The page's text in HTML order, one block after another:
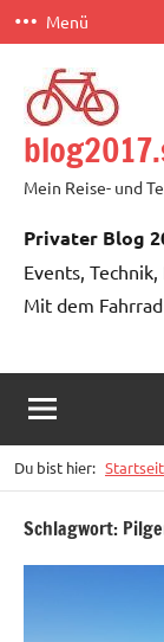
Zum
Inhalt
springen
Menü
Mein Reise- und
Privater Blog
Events, Technik,
Mit dem
Du bist hier:
Schlagwort: